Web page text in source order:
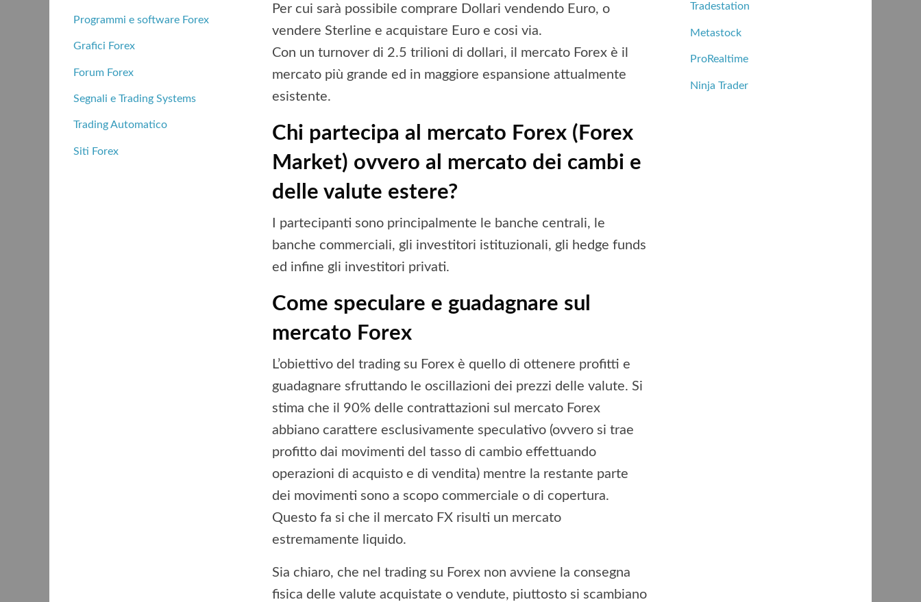
Per cui sarà possibile comprare Dollari vendendo Euro, o
vendere Sterline e acquistare Euro e cosi via.
Con un turnover di 2.5 trilioni di dollari, il mercato Forex è il
mercato più grande ed in maggiore espansione attualmente
esistente.
Chi partecipa al mercato Forex (Forex
Market) ovvero al mercato dei cambi e
delle valute estere?
I partecipanti sono principalmente le banche centrali, le
banche commerciali, gli investitori istituzionali, gli hedge funds
ed infine gli investitori privati.
Come speculare e guadagnare sul
mercato Forex
L’obiettivo del trading su Forex è quello di ottenere profitti e
guadagnare sfruttando le oscillazioni dei prezzi delle valute. Si
stima che il 90% delle contrattazioni sul mercato Forex
abbiano carattere esclusivamente speculativo (ovvero si trae
profitto dai movimenti del tasso di cambio effettuando
operazioni di acquisto e di vendita) mentre la restante parte
dei movimenti sono a scopo commerciale o di copertura.
Questo fa si che il mercato FX risulti un mercato
estremamente liquido.
Sia chiaro, che nel trading su Forex non avviene la consegna
fisica delle valute acquistate o vendute, piuttosto si scambiano
Programmi e software Forex
Grafici Forex
Forum Forex
Segnali e Trading Systems
Trading Automatico
Siti Forex
Tradestation
Metastock
ProRealtime
Ninja Trader